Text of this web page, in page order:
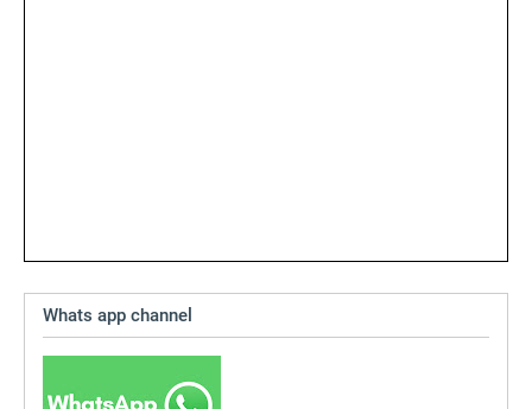
Whats app channel